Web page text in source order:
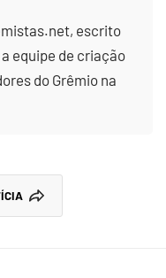
escrito
equipe de criação
do Grêmio na